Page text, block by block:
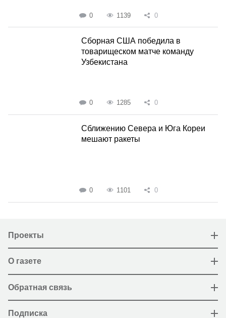
0 1139 0
Сборная США победила в
товарищеском матче команду
Узбекистана
0 1285 0
Сближению Севера и Юга Кореи
мешают ракеты
0 1101 0
Проекты
О газете
Обратная связь
Подписка